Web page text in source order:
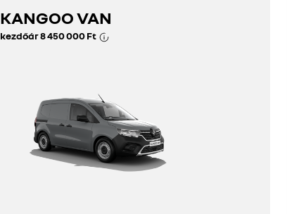
KANGOO VAN
kezdőár8 450 000 Ft